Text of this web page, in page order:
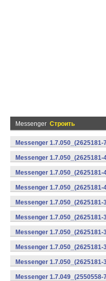
Messenger Строить
Messenger
Messenger
v8a) (Android)
Messenger
v8a) (Android)
Messenger
v8a) (Android)
Messenger
v7a) (Android)
Messenger
v7a) (Android)
Messenger
v7a) (Android)
Messenger
v7a) (Android)
Messenger
v7a) (Android)
Messenger